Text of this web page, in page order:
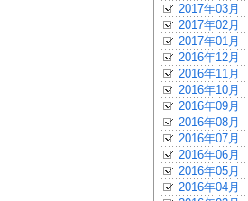
2017年03月
2017年02月
2017年01月
2016年12月
2016年11月
2016年10月
2016年09月
2016年08月
2016年07月
2016年06月
2016年05月
2016年04月